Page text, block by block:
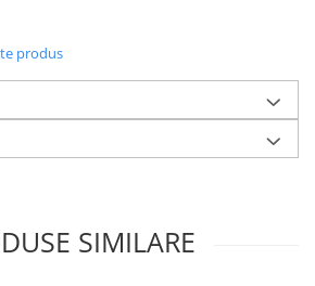
produs
SIMILARE